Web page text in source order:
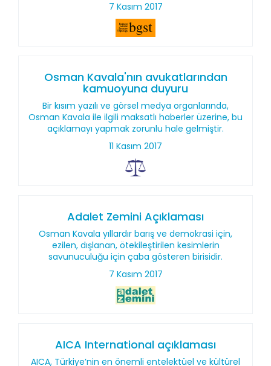
7 Kasım 2017
Osman Kavala'nın avukatlarından
kamuoyuna duyuru
Bir kısım yazılı ve görsel medya organlarında,
Osman Kavala ile ilgili maksatlı haberler üzerine, bu
açıklamayı yapmak zorunlu hale gelmiştir.
11 Kasım 2017
Adalet Zemini Açıklaması
Osman Kavala yıllardır barış ve demokrasi için,
ezilen, dışlanan, ötekileştirilen kesimlerin
savunuculuğu için çaba gösteren birisidir.
7 Kasım 2017
AICA International açıklaması
AICA, Türkiye’nin en önemli entelektüel ve kültürel